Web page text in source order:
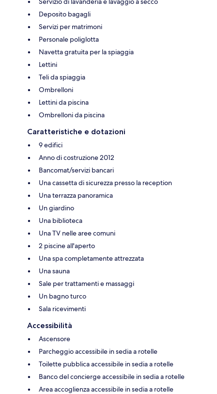
Deposito bagagli
Servizi per matrimoni
Personale poliglotta
Navetta gratuita per la spiaggia
Lettini
Teli da spiaggia
Ombrelloni
Lettini da piscina
Ombrelloni da piscina
Caratteristiche e dotazioni
9 edifici
Anno di costruzione 2012
Bancomat/servizi bancari
Una cassetta di sicurezza presso la reception
Una terrazza panoramica
Un giardino
Una biblioteca
Una TV nelle aree comuni
2 piscine all'aperto
Una spa completamente attrezzata
Una sauna
Sale per trattamenti e massaggi
Un bagno turco
Sala ricevimenti
Accessibilità
Ascensore
Parcheggio accessibile in sedia a rotelle
Toilette pubblica accessibile in sedia a rotelle
Banco del concierge accessibile in sedia a rotelle
Area accoglienza accessibile in sedia a rotelle